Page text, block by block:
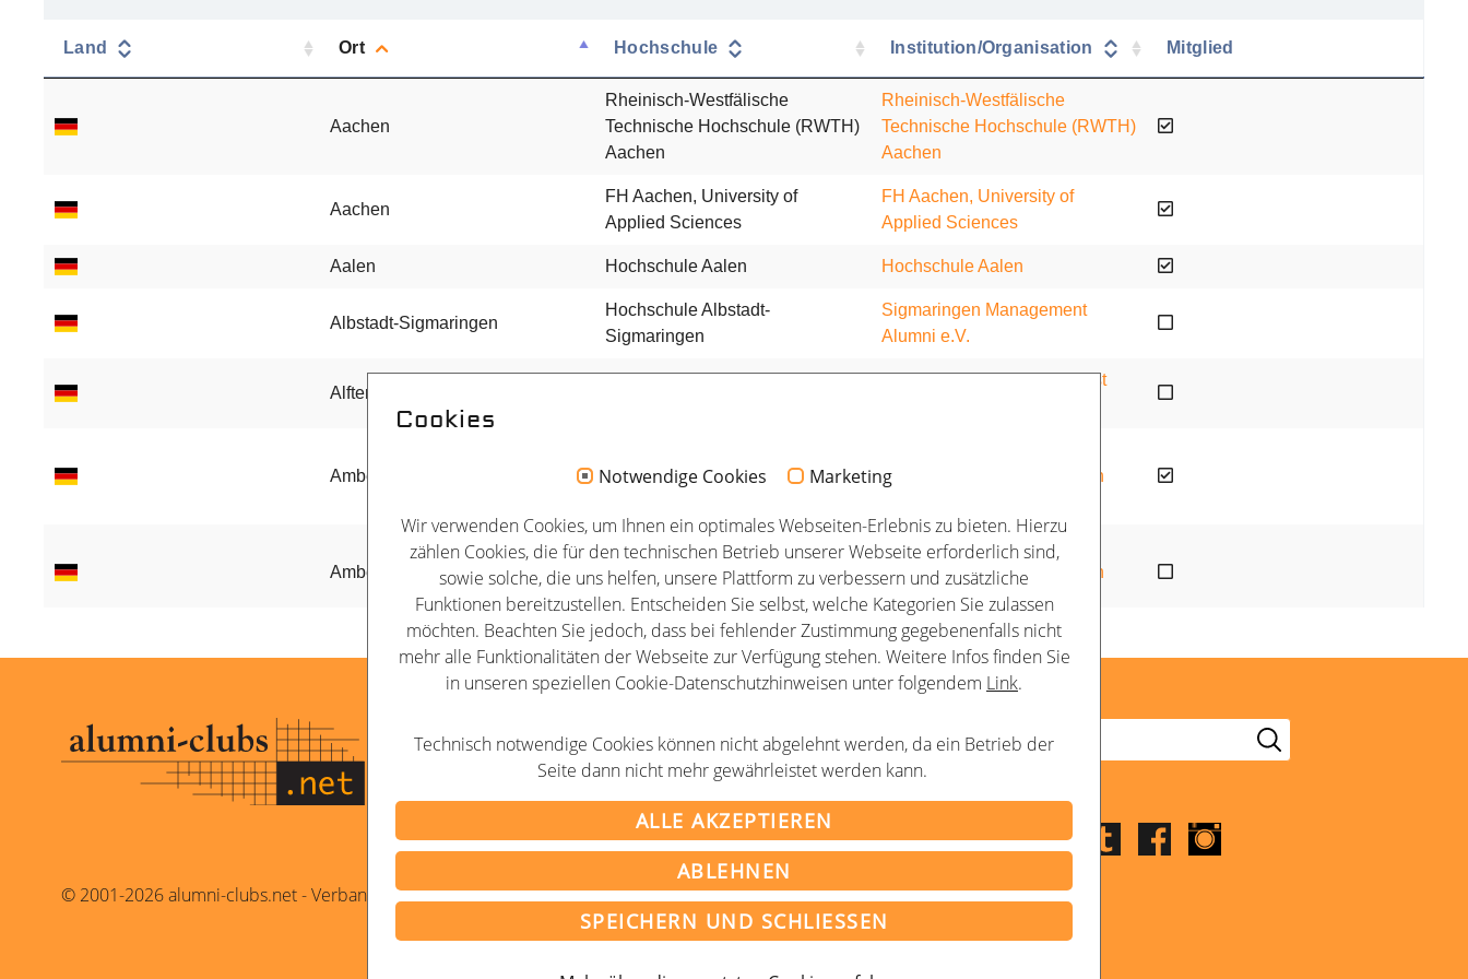
Kontakt
Datenschutz
Newsletter
Partner
Folge uns
LinkedInYoutube Twitter Facebook
© 2001-2026 alumni-clubs.net - Verband der Alumni-Organisationen im deutschsprachigen Raum e.V.
Cookies
Notwendige Cookies Marketing
Wir verwenden Cookies, um Ihnen ein optimales Webseiten-Erlebnis zu bieten. Hierzu
zählen Cookies, die für den technischen Betrieb unserer Webseite erforderlich sind,
sowie solche, die uns helfen, unsere Plattform zu verbessern und zusätzliche
Funktionen bereitzustellen. Entscheiden Sie selbst, welche Kategorien Sie zulassen
möchten. Beachten Sie jedoch, dass bei fehlender Zustimmung gegebenenfalls nicht
mehr alle Funktionalitäten der Webseite zur Verfügung stehen. Weitere Infos finden Sie
in unseren speziellen Cookie-Datenschutzhinweisen unter folgendem Link.
Technisch notwendige Cookies können nicht abgelehnt werden, da ein Betrieb der
Seite dann nicht mehr gewährleistet werden kann.
ALLE AKZEPTIEREN
ABLEHNEN
SPEICHERN UND SCHLIESSEN